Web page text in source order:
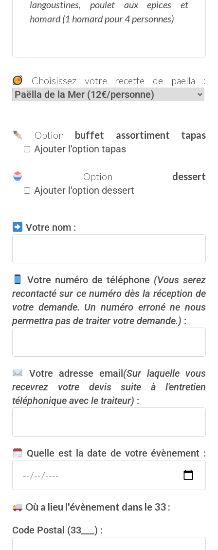
langoustines, poulet aux epices et
homard (1 homard pour 4 personnes)
Choisissez votre recette de paella :
Option buffet assortiment tapas
Ajouter l'option tapas
Option dessert
Ajouter l'option dessert
Votre nom :
Votre numéro de téléphone (Vous serez
recontacté sur ce numéro dès la réception de
votre demande. Un numéro erroné ne nous
permettra pas de traiter votre demande.) :
Votre adresse email(Sur laquelle vous
recevrez votre devis suite à l'entretien
téléphonique avec le traiteur) :
Quelle est la date de votre évènement :
Où a lieu l'évènement dans le 33 :
Code Postal (33___) :